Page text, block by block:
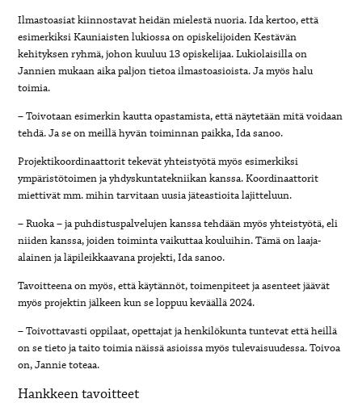
Ilmastoasiat kiinnostavat heidän mielestä nuoria. Ida kertoo, että
esimerkiksi Kauniaisten lukiossa on opiskelijoiden Kestävän
kehityksen ryhmä, johon kuuluu 13 opiskelijaa. Lukiolaisilla on
Jannien mukaan aika paljon tietoa ilmastoasioista. Ja myös halu
toimia.
– Toivotaan esimerkin kautta opastamista, että näytetään mitä voidaan
tehdä. Ja se on meillä hyvän toiminnan paikka, Ida sanoo.
Projektikoordinaattorit tekevät yhteistyötä myös esimerkiksi
ympäristötoimen ja yhdyskuntatekniikan kanssa. Koordinaattorit
miettivät mm. mihin tarvitaan uusia jäteastioita lajitteluun.
– Ruoka – ja puhdistuspalvelujen kanssa tehdään myös yhteistyötä, eli
niiden kanssa, joiden toiminta vaikuttaa kouluihin. Tämä on laaja-
alainen ja läpileikkaavana projekti, Ida sanoo.
Tavoitteena on myös, että käytännöt, toimenpiteet ja asenteet jäävät
myös projektin jälkeen kun se loppuu keväällä 2024.
– Toivottavasti oppilaat, opettajat ja henkilökunta tuntevat että heillä
on se tieto ja taito toimia näissä asioissa myös tulevaisuudessa. Toivoa
on, Jannie toteaa.
Hankkeen tavoitteet